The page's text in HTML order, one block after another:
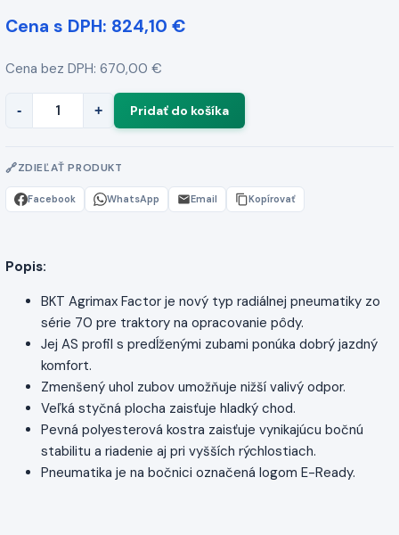
Cena s DPH: 824,10 €
Cena bez DPH: 670,00 €
- +
ZDIEĽAŤ PRODUKT
Facebook WhatsApp Email Kopírovať
Popis:
BKT Agrimax Factor je nový typ radiálnej pneumatiky zo
série 70 pre traktory na opracovanie pôdy.
Jej AS profil s predĺženými zubami ponúka dobrý jazdný
komfort.
Zmenšený uhol zubov umožňuje nižší valivý odpor.
Veľká styčná plocha zaisťuje hladký chod.
Pevná polyesterová kostra zaisťuje vynikajúcu bočnú
stabilitu a riadenie aj pri vyšších rýchlostiach.
Pneumatika je na bočnici označená logom E-Ready.